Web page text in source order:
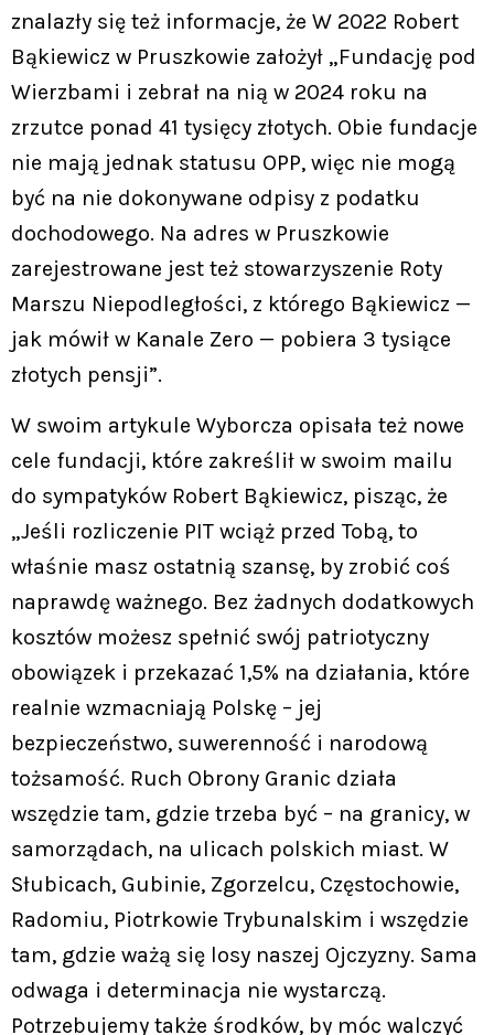
znalazły się też informacje, że W 2022 Robert
Bąkiewicz w Pruszkowie założył „Fundację pod
Wierzbami i zebrał na nią w 2024 roku na
zrzutce ponad 41 tysięcy złotych. Obie fundacje
nie mają jednak statusu OPP, więc nie mogą
być na nie dokonywane odpisy z podatku
dochodowego. Na adres w Pruszkowie
zarejestrowane jest też stowarzyszenie Roty
Marszu Niepodległości, z którego Bąkiewicz —
jak mówił w Kanale Zero — pobiera 3 tysiące
złotych pensji”.
W swoim artykule Wyborcza opisała też nowe
cele fundacji, które zakreślił w swoim mailu
do sympatyków Robert Bąkiewicz, pisząc, że
„Jeśli rozliczenie PIT wciąż przed Tobą, to
właśnie masz ostatnią szansę, by zrobić coś
naprawdę ważnego. Bez żadnych dodatkowych
kosztów możesz spełnić swój patriotyczny
obowiązek i przekazać 1,5% na działania, które
realnie wzmacniają Polskę – jej
bezpieczeństwo, suwerenność i narodową
tożsamość. Ruch Obrony Granic działa
wszędzie tam, gdzie trzeba być – na granicy, w
samorządach, na ulicach polskich miast. W
Słubicach, Gubinie, Zgorzelcu, Częstochowie,
Radomiu, Piotrkowie Trybunalskim i wszędzie
tam, gdzie ważą się losy naszej Ojczyzny. Sama
odwaga i determinacja nie wystarczą.
Potrzebujemy także środków, by móc walczyć